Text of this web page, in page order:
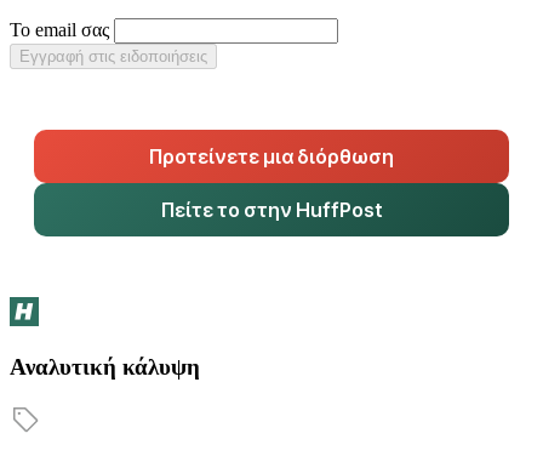
Το email σας
Εγγραφή στις ειδοποιήσεις
Προτείνετε μια διόρθωση
Πείτε το στην HuffPost
Αναλυτική κάλυψη